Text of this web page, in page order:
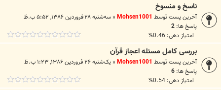
ناسخ و منسوخ
آخرین پست توسطMohsen1001
« سه‌شنبه ۲۸ فروردین ۱۳۸۶, ۵:۵۲ ب.ظ
پاسخ ها: 2
امتیاز دهی: 0.46%
بررسی کامل مسئله اعجاز قرآن
آخرین پست توسطMohsen1001
« یک‌شنبه ۲۶ فروردین ۱۳۸۶, ۱:۲۳ ب.ظ
پاسخ ها: 6
امتیاز دهی: 0.54%